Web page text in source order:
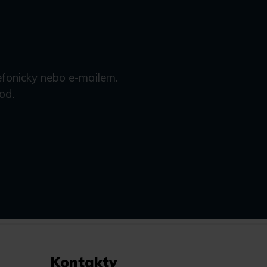
nebo e-mailem.
Kontakty